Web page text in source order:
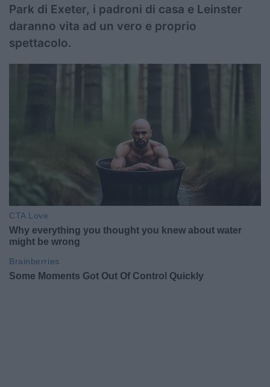
Park di Exeter, i padroni di casa e Leinster
daranno vita ad un vero e proprio
spettacolo.